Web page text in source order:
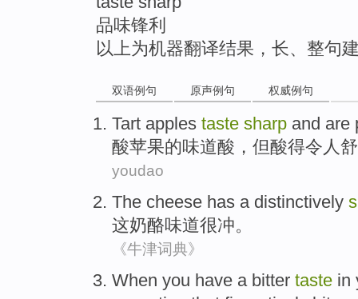
品味锋利
以上为机器翻译结果，长、整句
双语例句 原声例句 权威例句
Tart apples taste sharp and are
酸苹果的味道酸 ，但酸得令人
youdao
The cheese has a distinctively
这奶酪味道很冲。
《牛津词典》
When you have a bitter taste in